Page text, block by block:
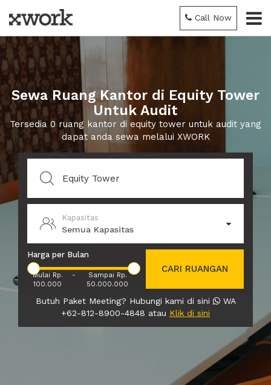
Call Now
Sewa Ruang Kantor di Equity Tower
Untuk Audit
Tersedia 0 ruang kantor di equity tower untuk audit yang
dapat anda sewa melalui XWORK
Kapasitas
Semua Kapasitas
Harga per Bulan
Mulai Rp.
100.000
-
Sampai Rp.
50.000.000
CARI RUANGAN
Butuh Paket Meeting? Hubungi kami di sini
WA
+62-812-8900-4848 atau Klik di sini